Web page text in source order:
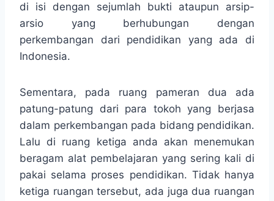
di isi dengan sejumlah bukti ataupun arsip-
arsio yang berhubungan dengan
perkembangan dari pendidikan yang ada di
Indonesia.
Sementara, pada ruang pameran dua ada
patung-patung dari para tokoh yang berjasa
dalam perkembangan pada bidang pendidikan.
Lalu di ruang ketiga anda akan menemukan
beragam alat pembelajaran yang sering kali di
pakai selama proses pendidikan. Tidak hanya
ketiga ruangan tersebut, ada juga dua ruangan